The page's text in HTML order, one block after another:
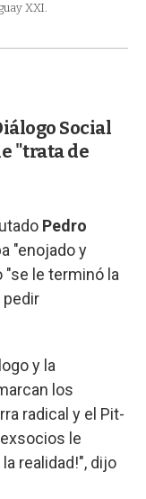
XXI.
Social
"trata de
Pedro
"enojado y
"se le terminó la
pedir
y la
los
radical y el Pit-
le
realidad!", dijo